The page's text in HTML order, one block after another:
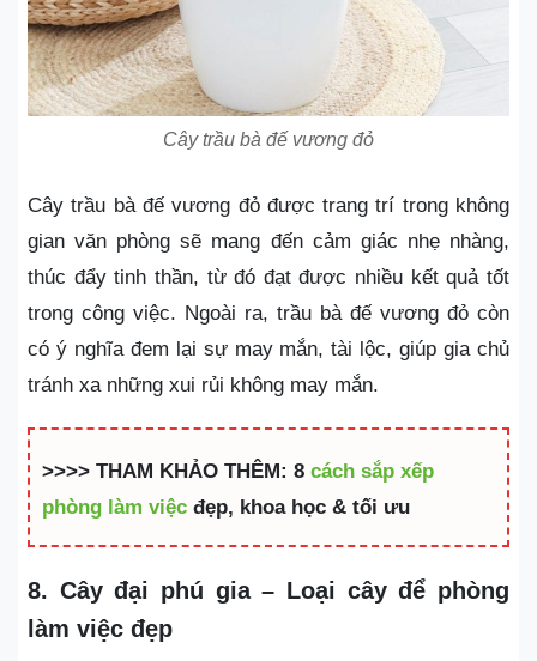
Cây trầu bà đế vương đỏ
Cây trầu bà đế vương đỏ được trang trí trong không
gian văn phòng sẽ mang đến cảm giác nhẹ nhàng,
thúc đẩy tinh thần, từ đó đạt được nhiều kết quả tốt
trong công việc. Ngoài ra, trầu bà đế vương đỏ còn
có ý nghĩa đem lại sự may mắn, tài lộc, giúp gia chủ
tránh xa những xui rủi không may mắn.
>>>> THAM KHẢO THÊM: 8 cách sắp xếp
phòng làm việc đẹp, khoa học & tối ưu
8. Cây đại phú gia – Loại cây để phòng
làm việc đẹp